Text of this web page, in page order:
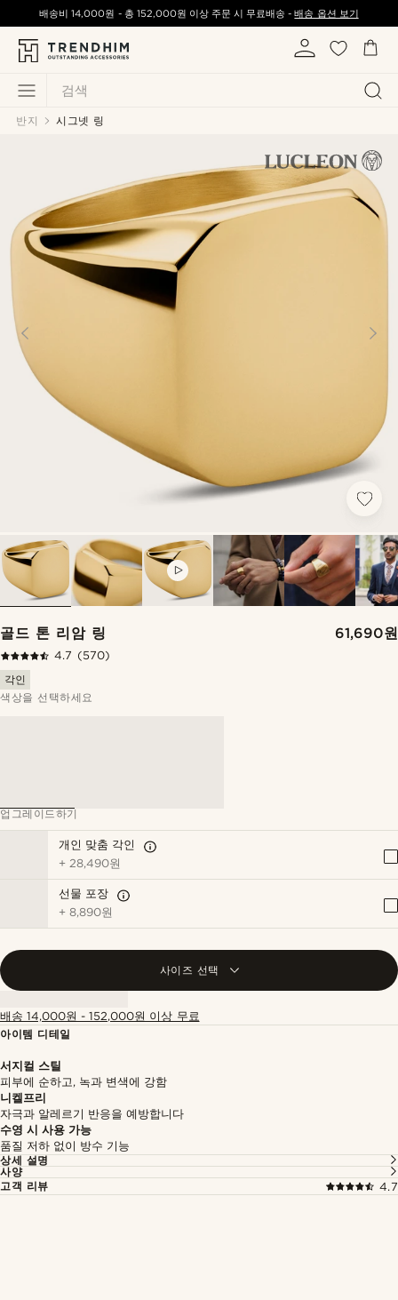
검색
배송비14,000원 - 총 152,000원 이상 주문 시 무료배송 -배송 옵션 보기
반지 시그넷 링
골드 톤 리암 링 61,690원
4.7 (570)
각인
색상을 선택하세요
업그레이드하기
개인 맞춤 각인
+28,490원
선물 포장
+8,890원
사이즈 선택
배송 14,000원 - 152,000원 이상 무료
아이템 디테일
서지컬 스틸
피부에 순하고, 녹과 변색에 강함
니켈프리
자극과 알레르기 반응을 예방합니다
수영 시 사용 가능
품질 저하 없이 방수 기능
상세 설명
사양
고객 리뷰
4.7